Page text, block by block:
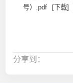
号）.pdf
[下载]
分享到：